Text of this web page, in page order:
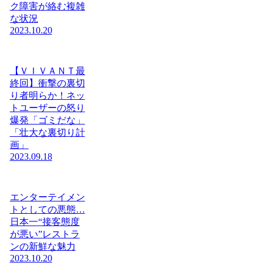
ク障害が絡む複雑
な状況
2023.10.20
【ＶＩＶＡＮＴ最
終回】衝撃の裏切
り者明らか！ネッ
トユーザーの怒り
爆発「ゴミだな」
「壮大な裏切り計
画」
2023.09.18
エンターテイメン
トとしての悪態…
日本一“接客態度
が悪い”レストラ
ンの新鮮な魅力
2023.10.20